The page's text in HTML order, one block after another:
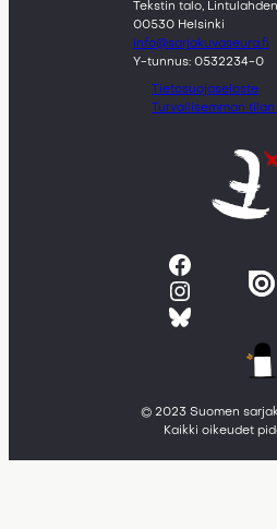
Tekstin talo,
00530 Helsinki
info@sarjakuvaseura.fi
Y-tunnus: 0532234-0
Tietosuojaseloste
Turvallisemman
Facebook
Instagram
Bluesky
© 2023 Suomen
Kaikki oikeudet